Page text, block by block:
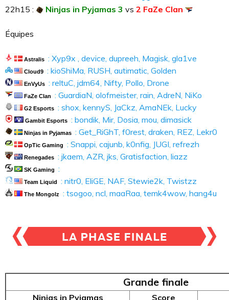
22h15 :
Ninjas in Pyjamas 3 vs 2 FaZe Clan
Équipes
Astralis : Xyp9x , device, dupreeh, Magisk, gla1ve
Cloud9 : kioShiMa, RUSH, autimatic, Golden
EnVyUs : reltuC, jdm64, Nifty, Pollo, Drone
FaZe Clan : GuardiaN, olofmeister, rain, AdreN, NiKo
G2 Esports : shox, kennyS, JaCkz, AmaNEk, Lucky
Gambit Esports : bondik, Mir, Dosia, mou, dimasick
Ninjas in Pyjamas : Get_RiGhT, f0rest, draken, REZ, Lekr0
OpTic Gaming : Snappi, cajunb, k0nfig, JUGI, refrezh
Renegades : jkaem, AZR, jks, Gratisfaction, liazz
SK Gaming :
Team Liquid : nitr0, EliGE, NAF, Stewie2k, Twistzz
The Mongolz : tsogoo, ncl, maaRaa, temk4wow, hang4u
Grande finale
Ninjas in Pyjamas
Score